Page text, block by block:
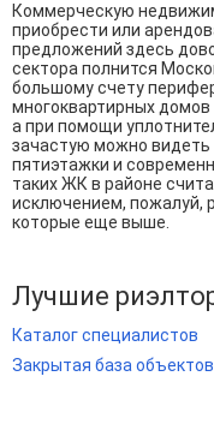
Коммерческую
приобрести или
предложений здесь
сектора полнится
большому счету
многоквартирных
а при помощи
зачастую можно
пятиэтажки и
таких ЖК в районе
исключением, пожалуй,
которые еще выше.
Лучшие
Каталог специалистов
Закрытая база объектов